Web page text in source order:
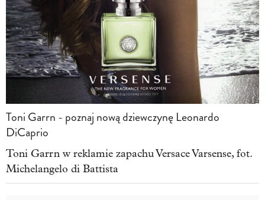
Toni Garrn - poznaj nową dziewczynę Leonardo
DiCaprio
Toni Garrn w reklamie zapachu Versace Varsense, fot.
Michelangelo di Battista